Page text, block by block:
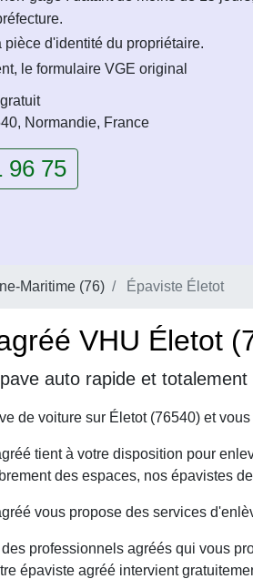
pièce d'identité du propriétaire.
le formulaire VGE original
Normandie, France
96 75
Maritime (76) Épaviste Életot
VHU Életot
auto rapide et
de voiture sur Életot (76540) et
tient à votre disposition pour
des espaces, nos épavistes
vous propose des services
professionnels agréés qui vous
épaviste agréé intervient